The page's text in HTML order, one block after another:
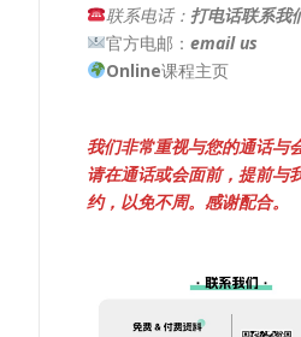
联系电话： 打电话联系我
官方电邮： email us
Online课程主页
我们非常重视与您的通话与会
请在通话或会面前，提前与
约，以免不周。感谢配合。